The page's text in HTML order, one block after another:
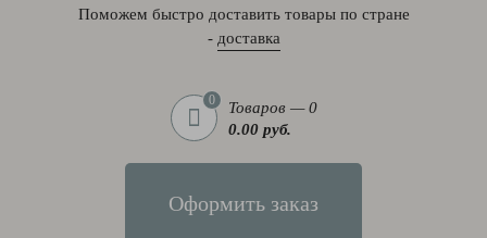
Поможем быстро доставить товары по стране
- доставка
0
Товаров — 0
0.00 руб.
Оформить заказ